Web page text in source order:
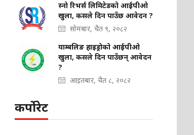
स्नो रिभर्स लिमिटेडको आईपीओ
खुला, कसले दिन पाउँछ आवेदन ?
सोमबार, चैत ९, २०८२
याम्बलिङ हाइड्रोको आईपीओ
खुला, कसले दिन पाउँछन् आवेदन
?
आइतबार, चैत ८, २०८२
कर्पोरेट